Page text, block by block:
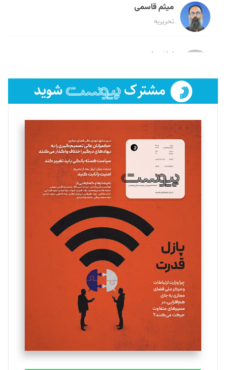
میثم قاسمی
تحریریه
لیلا حنارود
فائزه فتحی رستمی
تحریریه
سروش کرمیان
تحریریه
مینا پاکدل
یسنا امان‌پور
تحریریه
ملینا جعفری
تحریریه
مصطفی مسجدی آرانی
تحریریه